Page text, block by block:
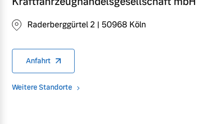
Raderberggürtel 2 | 50968 Köln
Anfahrt
Weitere Standorte